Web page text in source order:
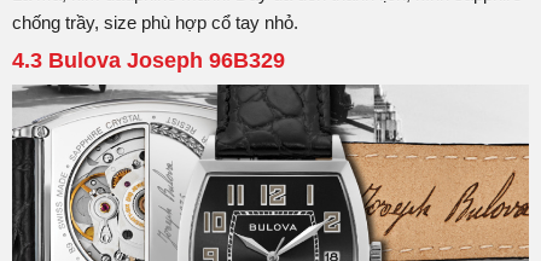
chống trầy, size phù hợp cổ tay nhỏ.
4.3 Bulova Joseph 96B329